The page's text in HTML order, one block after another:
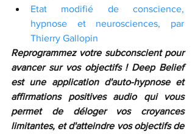
Etat modifié de conscience,
hypnose et neurosciences, par
Thierry Gallopin
Reprogrammez votre subconscient pour
avancer sur vos objectifs ! Deep Belief
est une application d'auto-hypnose et
affirmations positives audio qui vous
permet de déloger vos croyances
limitantes, et d'atteindre vos objectifs de